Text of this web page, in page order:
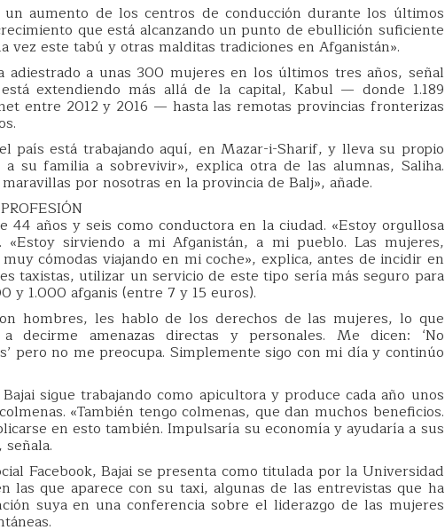
un aumento de los centros de conducción durante los últimos
que está alcanzando un punto de ebullición suficiente
vez este tabú y otras malditas tradiciones en Afganistán».
adiestrado a unas 300 mujeres en los últimos tres años, señal
extendiendo más allá de la capital, Kabul — donde 1.189
entre 2012 y 2016 — hasta las remotas provincias fronterizas
país está trabajando aquí, en Mazar-i-Sharif, y lleva su propio
su familia a sobrevivir», explica otra de las alumnas, Saliha.
por nosotras en la provincia de Balj», añade.
44 años y seis como conductora en la ciudad. «Estoy orgullosa
«Estoy sirviendo a mi Afganistán, a mi pueblo. Las mujeres,
cómodas viajando en mi coche», explica, antes de incidir en
taxistas, utilizar un servicio de este tipo sería más seguro para
y 1.000 afganis (entre 7 y 15 euros).
hombres, les hablo de los derechos de las mujeres, lo que
decirme amenazas directas y personales. Me dicen: ‘No
pero no me preocupa. Simplemente sigo con mi día y continúo
sigue trabajando como apicultora y produce cada año unos
«También tengo colmenas, que dan muchos beneficios.
en esto también. Impulsaría su economía y ayudaría a sus
Facebook, Bajai se presenta como titulada por la Universidad
las que aparece con su taxi, algunas de las entrevistas que ha
suya en una conferencia sobre el liderazgo de las mujeres